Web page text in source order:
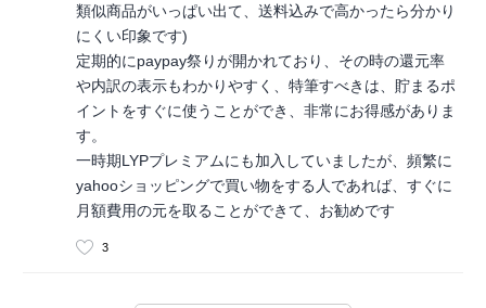
類似商品がいっぱい出て、送料込みで高かったら分かり
にくい印象です)
定期的にpaypay祭りが開かれており、その時の還元率
や内訳の表示もわかりやすく、特筆すべきは、貯まるポ
イントをすぐに使うことができ、非常にお得感がありま
す。
一時期LYPプレミアムにも加入していましたが、頻繁に
yahooショッピングで買い物をする人であれば、すぐに
月額費用の元を取ることができて、お勧めです
3